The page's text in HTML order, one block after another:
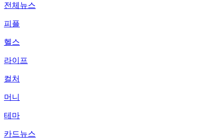
전체뉴스
피플
헬스
라이프
컬처
머니
테마
카드뉴스